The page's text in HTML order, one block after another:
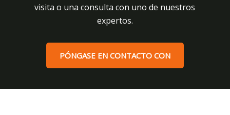
visita o una consulta con uno de nuestros
expertos.
PÓNGASE EN CONTACTO CON